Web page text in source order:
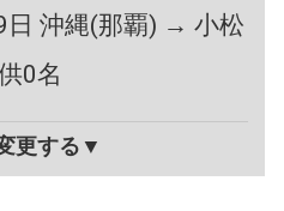
日 沖縄(那覇) → 小松
0名
更する▼